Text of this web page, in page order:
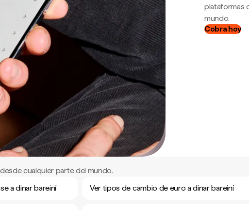
plataformas
mundo.
Cobra hoy
cualquier parte del mundo.
a dinar bareiní
Ver tipos de cambio de euro a dinar bareiní